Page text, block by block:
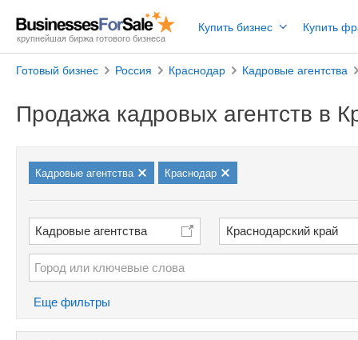
крупнейшая биржа готового бизнеса
Купить бизнес Купить
Готовый бизнес Россия Краснодар Кадровые агентства
Продажа кадровых агентств в
Кадровые агентства Краснодар
Кадровые агентства Краснодарский край
Еще фильтры